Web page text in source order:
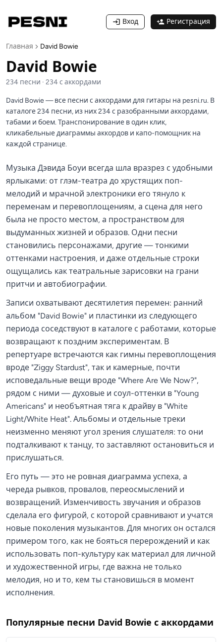
Вход Регистрация
Главная David Bowie
David Bowie
234 песни · 234с аккордами
David Bowie — все песни с аккордами для гитары на pesni.ru. В
каталоге 234 песни, из них 234 с разобранными аккордами,
табами и боем. Транспонирование в один клик,
кликабельные диаграммы аккордов и капо-помощник на
каждой странице.
Музыка Дэвида Боуи всегда шла вразрез с удобными
ярлыками: от глэм-театра до хрустящих поп-
мелодий и мрачной электроники его тянуло к
переменам и перевоплощениям, а сцена для него
была не просто местом, а пространством для
выдуманных жизней и образов. Одни песни
становились персонажами, другие — тонкими
оттенками настроения, и даже отдельные строки
ощущались как театральные зарисовки на грани
притчи и автобиографии.
Записи охватывают десятилетия перемен: ранний
альбом "David Bowie" и пластинки из следующего
периода соседствуют в каталоге с работами, которые
возвращают к поздним экспериментам. В
репертуаре встречаются как гимны перевоплощения
вроде "Ziggy Stardust", так и камерные, почти
исповедальные вещи вроде "Where Are We Now?",
рядом с ними — духовые и соул-оттенки в "Young
Americans" и необъятная тяга к драйву в "White
Light/White Heat". Альбомы и отдельные треки
неизменно меняют угол зрения слушателя: то они
подталкивают к танцу, то заставляют остановиться и
прислушаться.
Его путь — это не ровная диаграмма успеха, а
череда рывков, провалов, переосмыслений и
возвращений. Изменчивость звучания и образов
сделала его фигурой, с которой сравнивают и учатся
новые поколения музыкантов. Для многих он остался
примером того, как не бояться перерождений и как
использовать поп-культуру как материал для личной
и художественной игры, где важна не только
мелодия, но и то, кем ты становишься в момент
исполнения.
Популярные песни David Bowie с аккордами